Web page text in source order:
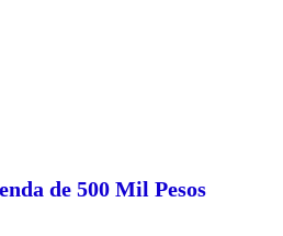
de 500 Mil Pesos